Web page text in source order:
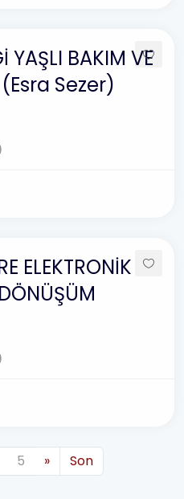
YAŞLI BAKIM VE
(Esra Sezer)
ELEKTRONİK
5 » Son